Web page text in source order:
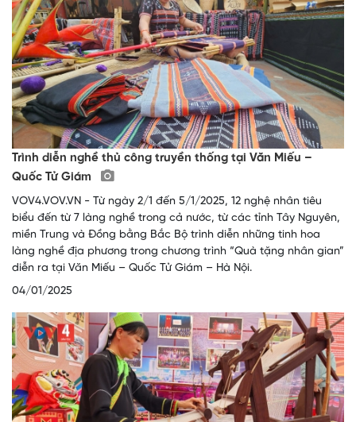
Trình diễn nghề thủ công truyền thống tại Văn Miếu –
Quốc Tử Giám
VOV4.VOV.VN - Từ ngày 2/1 đến 5/1/2025, 12 nghệ nhân tiêu
biểu đến từ 7 làng nghề trong cả nước, từ các tỉnh Tây Nguyên,
miền Trung và Đồng bằng Bắc Bộ trình diễn những tinh hoa
làng nghề địa phương trong chương trình “Quà tặng nhân gian”
diễn ra tại Văn Miếu – Quốc Tử Giám – Hà Nội.
04/01/2025